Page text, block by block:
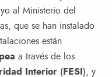
al Ministerio del
que se han instalado
están
a través de los
Interior ( FESI ), y